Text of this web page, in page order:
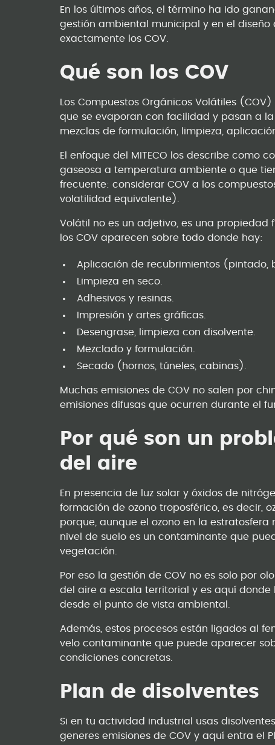
En los últimos años, el término ha ido
gestión ambiental municipal y en el
exactamente los COV.
Qué son los COV
Los Compuestos Orgánicos Volátiles
que se evaporan con facilidad y pasan a
mezclas de formulación, limpieza,
El enfoque del MITECO los describe como
gaseosa a temperatura ambiente o que
frecuente: considerar COV a los
volatilidad equivalente).
Volátil no es un adjetivo, es una propiedad
los COV aparecen sobre todo donde hay:
Aplicación de recubrimientos (pintado,
Limpieza en seco.
Adhesivos y resinas.
Impresión y artes gráficas.
Desengrase, limpieza con disolvente.
Mezclado y formulación.
Secado (hornos, túneles, cabinas).
Muchas emisiones de COV no salen por
emisiones difusas que ocurren durante el
Por qué son un
del aire
En presencia de luz solar y óxidos de
formación de ozono troposférico, es decir,
porque, aunque el ozono en la
nivel de suelo es un contaminante que
vegetación.
Por eso la gestión de COV no es solo por
del aire a escala territorial y es aquí donde
desde el punto de vista ambiental.
Además, estos procesos están ligados al
velo contaminante que puede aparecer
condiciones concretas.
Plan de disolventes
Si en tu actividad industrial usas
generes emisiones de COV y aquí entra el